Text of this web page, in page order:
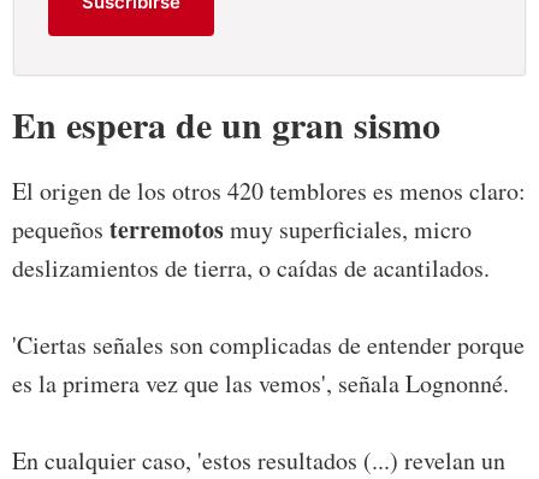
En espera de un gran sismo
El origen de los otros 420 temblores es menos claro:
pequeños terremotosmuy superficiales, micro
deslizamientos de tierra, o caídas de acantilados.
'Ciertas señales son complicadas de entender porque
es la primera vez que las vemos', señala Lognonné.
En cualquier caso, 'estos resultados (...) revelan un